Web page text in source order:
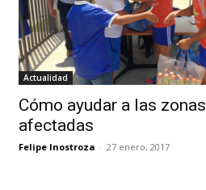
Actualidad
Cómo ayudar a las zonas
afectadas
Felipe Inostroza - 27 enero, 2017